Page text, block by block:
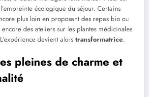
écologique du séjour. Certains
plus loin en proposant des repas bio ou
des ateliers sur les plantes médicinales
devient alors transformatrice.
pleines de charme et